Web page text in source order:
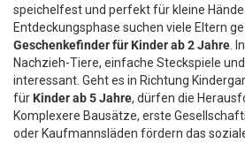
speichelfest und perfekt für kleine
Entdeckungsphase suchen viele Eltern
Geschenkefinder für Kinder ab 2 Jahre .
Nachzieh-Tiere, einfache Steckspiele
interessant. Geht es in Richtung
für Kinder ab 5 Jahre, dürfen die
Komplexere Bausätze, erste
oder Kaufmannsläden fördern das